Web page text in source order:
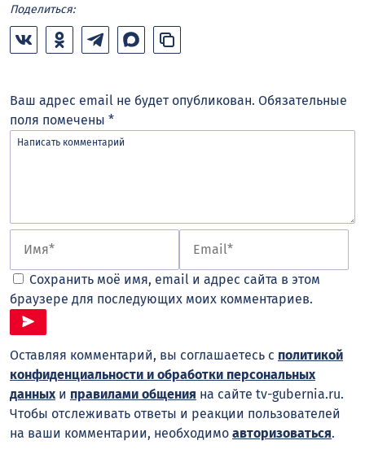
Поделиться:
Ваш адрес email не будет опубликован. Обязательные
поля помечены *
Сохранить моё имя, email и адрес сайта в этом
браузере для последующих моих комментариев.
Оставляя комментарий, вы соглашаетесь с политикой
конфиденциальности и обработки персональных
данных и правилами общения на сайте tv-gubernia.ru.
Чтобы отслеживать ответы и реакции пользователей
на ваши комментарии, необходимо авторизоваться.